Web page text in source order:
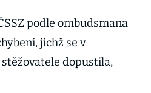
podle ombudsmana
jichž se v
dopustila,